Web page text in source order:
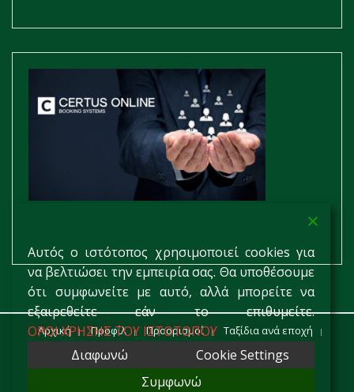
Αρχική Προφίλ Προορισμοί
Ταξίδια ανά εποχή
Υπηρεσίες
Συχνές Ερωτήσεις
Οροι Χρήσης
Επικοινωνία
Αυτός ο ιστότοπος χρησιμοποιεί cookies για
να βελτιώσει την εμπειρία σας. Θα υποθέσουμε
ότι συμφωνείτε με αυτό, αλλά μπορείτε να
εξαιρεθείτε εάν το επιθυμείτε.
ΟΡΟΙ ΧΡΗΣΗΣ ΤΟΥ ΙΣΤΟΤΟΠΟΥ
Διαφωνώ
Cookie Settings
Συμφωνώ